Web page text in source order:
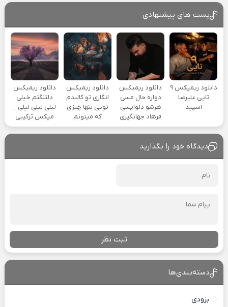
پست های پیشنهادی
دانلود ریمیکس ۹
تایی علیرضا
اسپید
دانلود ریمیکس
دواره حال مسی
هرشو دلواپسی
فرهاد جهانگیری
دانلود ریمیکس
انگاری تو کالبدم
تویی تنها چیزی
که میتونم
دانلود ریمیکس
دلتنگتم خیلی
لیلی لیلی لیلی _
میکس ترکیبی
دیدگاه خود را بگذارید
ثبت نظر
دسته‌بندی‌ها
بزودی